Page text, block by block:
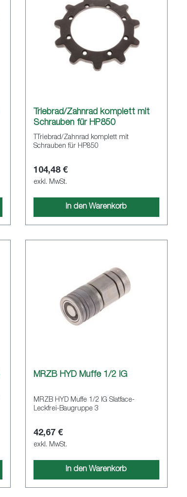
Triebrad/Zahnrad komplett mit
Schrauben für HP850
TTriebrad/Zahnrad komplett mit
Schrauben für HP850
104,48 €
exkl. MwSt.
In den Warenkorb
MRZB HYD Muffe 1/2 IG
MRZB HYD Muffe 1/2 IG Slatface-
Leckfrei-Baugruppe 3
42,67 €
exkl. MwSt.
In den Warenkorb